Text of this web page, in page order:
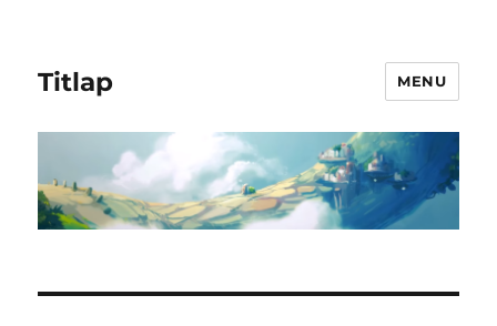
Titlap MENU